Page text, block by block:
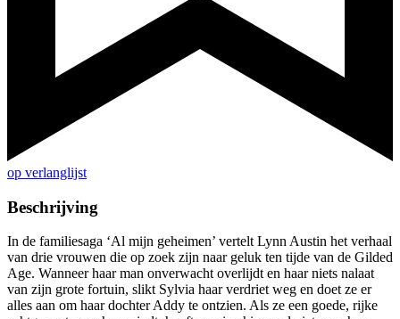
op verlanglijst
Beschrijving
In de familiesaga ‘Al mijn geheimen’ vertelt Lynn Austin het verhaal
van drie vrouwen die op zoek zijn naar geluk ten tijde van de Gilded
Age. Wanneer haar man onverwacht overlijdt en haar niets nalaat
van zijn grote fortuin, slikt Sylvia haar verdriet weg en doet ze er
alles aan om haar dochter Addy te ontzien. Als ze een goede, rijke